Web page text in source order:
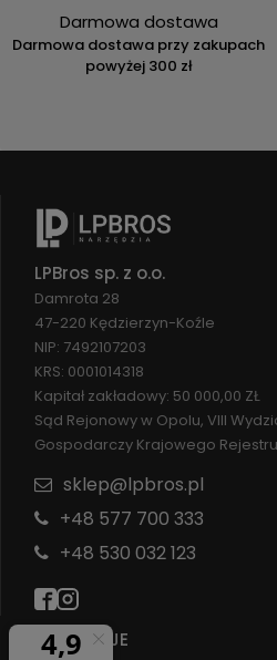
Darmowa dostawa
Darmowa dostawa przy zakupach
powyżej 300 zł
INFORMACJE
LPBros sp. z o.o.
Damrota 28
47-220 Kędzierzyn-Koźle
NIP: 7492107203
KRS: 0001014318
Kapitał zakładowy: 50 000,00 ZŁ
Sąd Rejonowy w Opolu, VIII
Gospodarczy Krajowego
sklep@lpbros.pl
+48 577 700 333
+48 530 032 123